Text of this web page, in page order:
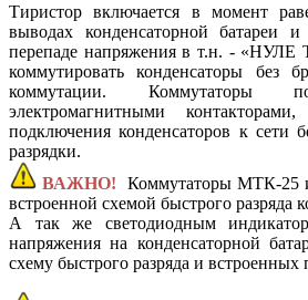
Тиристор включается в момент
выводах конденсаторной батареи
перепаде напряжения в т.н. - «НУЛЕ
коммутировать конденсаторы без
коммутации.
электромагнитными
подключения конденсаторов к сети
разрядки.
ВАЖНО!
Коммутаторы МТК-25
встроенной схемой быстрого разряда
А так же светодиодным
напряжения на конденсаторной
схему быстрого разряда и встроенных